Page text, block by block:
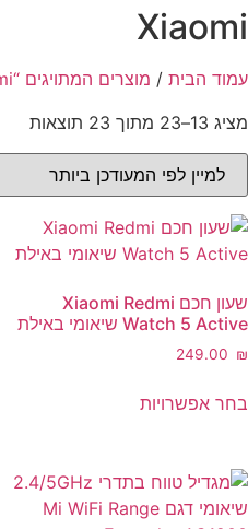
Xiaomi
עמוד הבית / מוצרים המתויגים “Xiaomi”
מציג 13–23 מתוך 23 תוצאות
ממוין
לפי
שעון חכם Xiaomi Redmi
Watch 5 Active שיאומי באילת
‎249.00 ₪
בחר אפשרויותזה
סוגים.
ניתן